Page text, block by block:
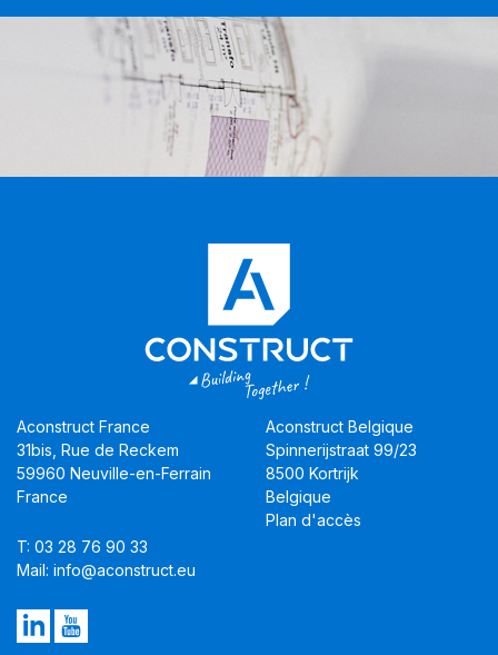
Aconstruct France
31bis, Rue de Reckem
59960 Neuville-en-Ferrain
France
T: 03 28 76 90 33
Mail: info@aconstruct.eu
Aconstruct Belgique
Spinnerijstraat 99/23
8500 Kortrijk
Belgique
Plan d'accès